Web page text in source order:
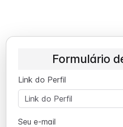
Formulário
Link do Perfil
Seu e-mail